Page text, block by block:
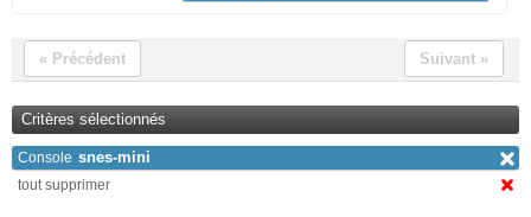
« Précédent Suivant »
Critères sélectionnés
Console snes-mini
tout supprimer